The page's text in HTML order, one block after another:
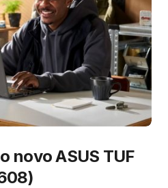
novo ASUS TUF